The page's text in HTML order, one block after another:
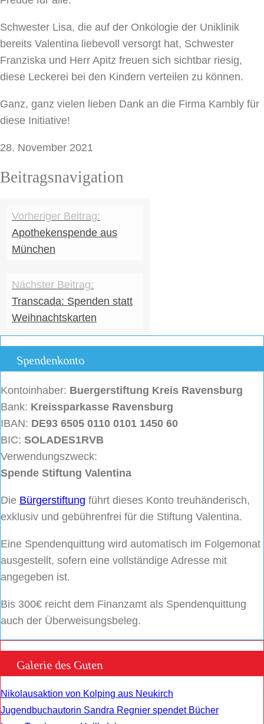
Schwester Lisa, die auf der Onkologie der Uniklinik
bereits Valentina liebevoll versorgt hat, Schwester
Franziska und Herr Apitz freuen sich sichtbar riesig,
diese Leckerei bei den Kindern verteilen zu können.
Ganz, ganz vielen lieben Dank an die Firma Kambly für
diese Initiative!
28. November 2021
Beitragsnavigation
Apothekenspende aus
München
Transcada: Spenden statt
Weihnachtskarten
Spendenkonto
Kontoinhaber: Buergerstiftung Kreis Ravensburg
Bank: Kreissparkasse Ravensburg
IBAN: DE93 6505 0110 0101 1450 60
BIC: SOLADES1RVB
Verwendungszweck:
Spende Stiftung Valentina
Die Bürgerstiftung führt dieses Konto treuhänderisch,
exklusiv und gebührenfrei für die Stiftung Valentina.
Eine Spendenquittung wird automatisch im Folgemonat
ausgestellt, sofern eine vollständige Adresse mit
angegeben ist.
Bis 300€ reicht dem Finanzamt als Spendenquittung
auch der Überweisungsbeleg.
Galerie des Guten
Nikolausaktion von Kolping aus Neukirch
Jugendbuchautorin Sandra Regnier spendet Bücher